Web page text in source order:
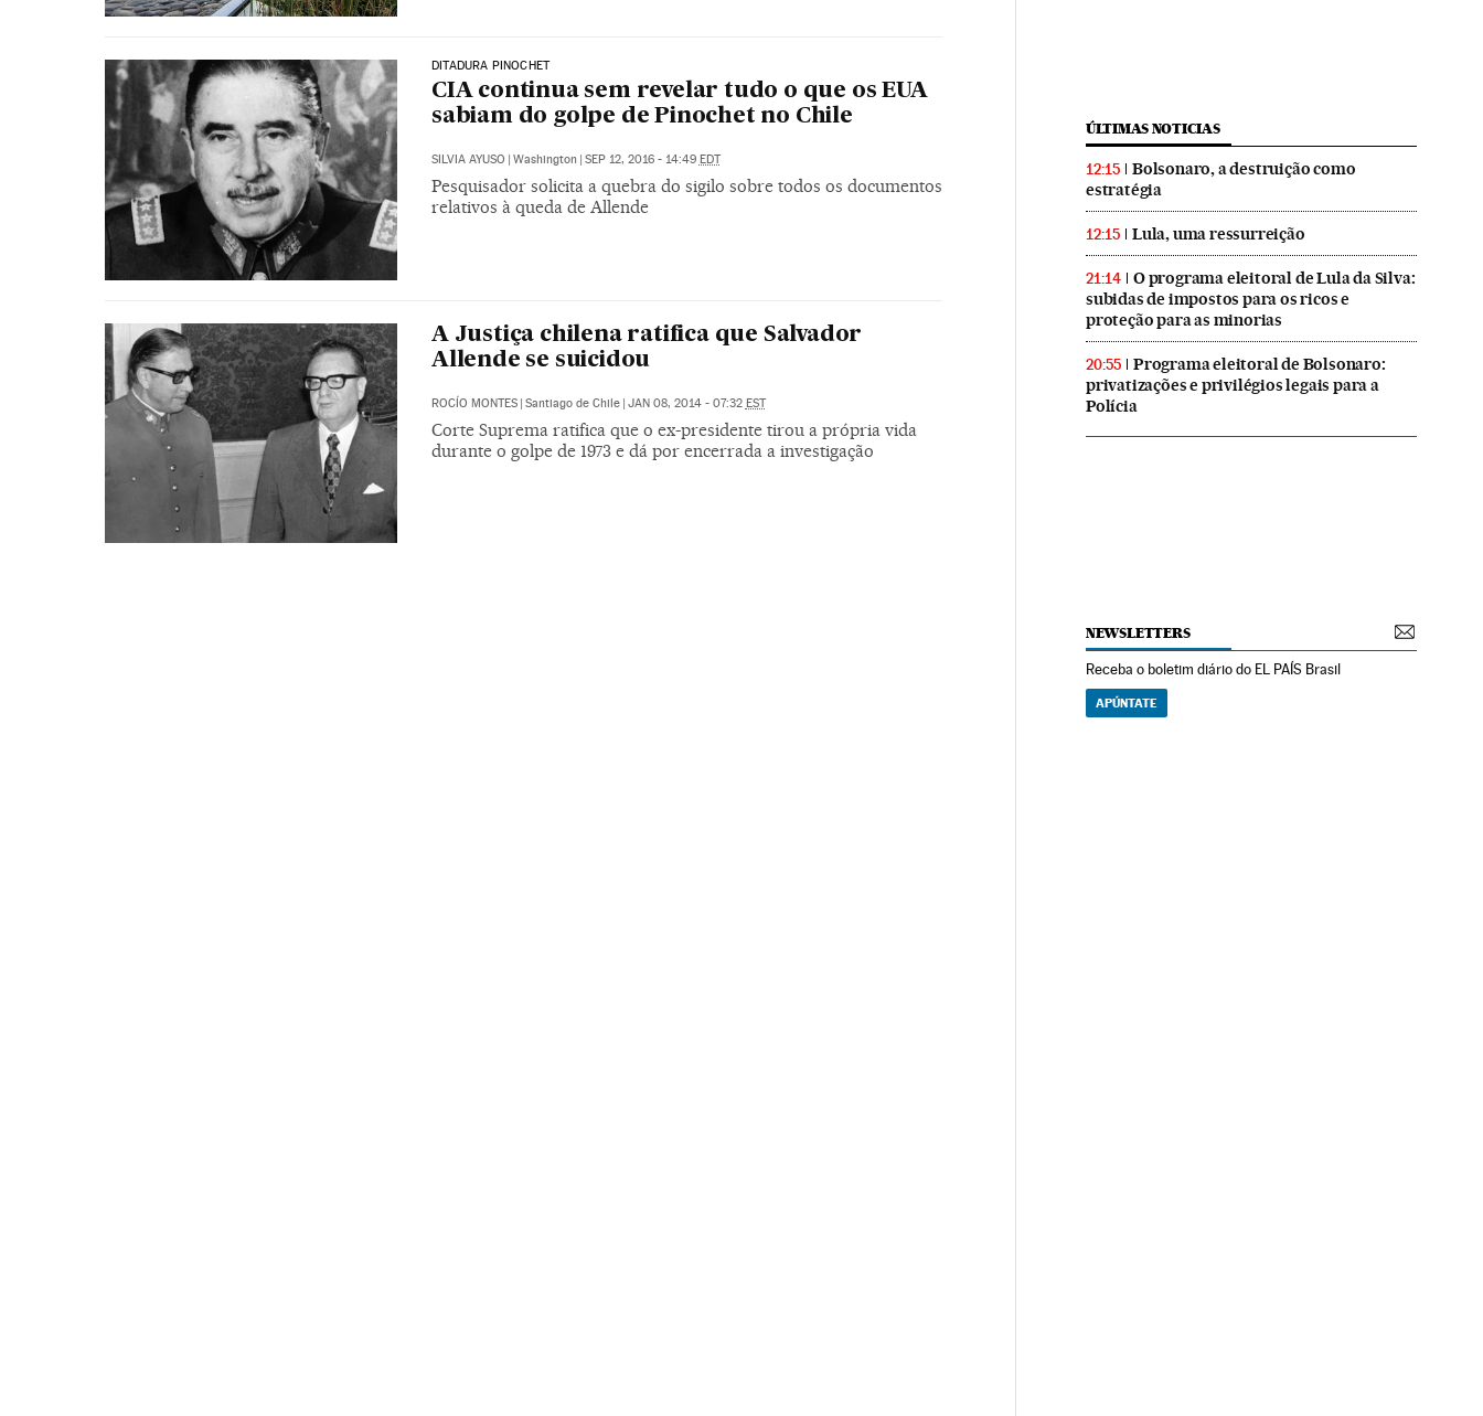
DITADURA PINOCHET
CIA continua sem revelar tudo o que os EUA
sabiam do golpe de Pinochet no Chile
SILVIA AYUSO | Washington | SEP 12, 2016 - 14:49 EDT
Pesquisador solicita a quebra do sigilo sobre todos os documentos
relativos à queda de Allende
A Justiça chilena ratifica que Salvador
Allende se suicidou
ROCÍO MONTES Santiago de Chile JAN 08, 2014 - 07:32 EST
Corte Suprema ratifica que o ex-presidente tirou a própria vida
durante o golpe de 1973 e dá por encerrada a investigação
ÚLTIMAS NOTICIAS
12:15
Bolsonaro, a destruição como
estratégia
12:15 Lula, uma ressurreição
21:14
O programa eleitoral de Lula da Silva:
subidas de impostos para os ricos e
proteção para as minorias
20:55
Programa eleitoral de Bolsonaro:
privatizações e privilégios legais para a
Polícia
NEWSLETTERS
Receba o boletim diário do EL PAÍS Brasil
APÚNTATE